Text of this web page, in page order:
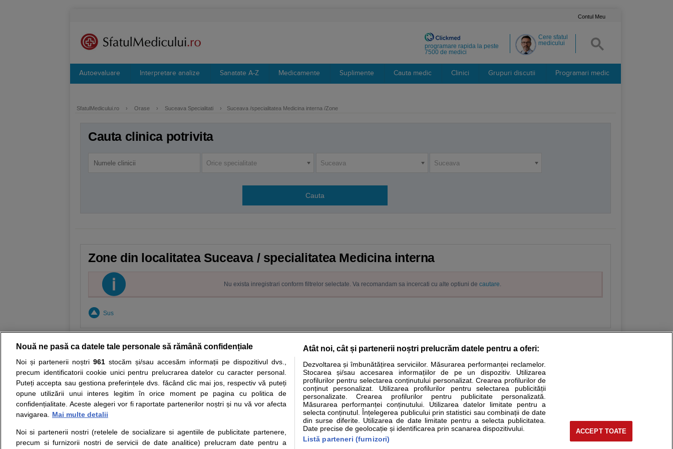
Contul Meu
Cere sfatul
medicului
programare rapida la peste
7500 de medici
Autoevaluare Interpretare analize Sanatate A-Z Medicamente Suplimente Cauta medic Clinici Grupuri discutii Programari medic
SfatulMedicului.ro › Orase › Suceava Specialitati › Suceava /specialitatea Medicina interna /Zone
Cauta clinica potrivita
Orice specialitate Suceava Suceava
Zone din localitatea Suceava / specialitatea Medicina interna
Nu exista inregistrari conform filtrelor selectate. Va recomandam sa incercati cu alte optiuni de cautare.
Sus
Resurse: Autoevaluare simptome Interpretare analize Specialitati medicale Boli si afectiuni Calculatoare Stiri medicale
Opiniile avizate ale medicilor, sfaturile si orice alte informatii despre sanatate disponibile pe sfatulmedicului.ro au scop informativ si educational. Ele nu pot substitui consultul medical direct si
nici diagnosticul stabilit in urma investigatiilor si analizelor medicale. Va sfatuim, ca pe langa informatia primita pe sfatulmedicului.ro sa consultati fie medicul Dvs., fie unul dintre medicii pe care
ii punem la dispozitie pentru programare in sistemul de programari la medic Clickmed.
Despre noi
Despre noi
Legal
Termeni si conditii
Drepturile consumatorului
Protectia consumatorilor - ANPC
Parteneri
Nouă ne pasă ca datele tale personale să rămână confidențiale
Noi și partenerii noștri 961stocăm și/sau accesăm informații pe dispozitivul dvs.,
precum identificatorii cookie unici pentru prelucrarea datelor cu caracter personal.
Puteți accepta sau gestiona preferințele dvs. făcând clic mai jos, respectiv vă puteți
opune utilizării unui interes legitim în orice moment pe pagina cu politica de
confidențialitate. Aceste alegeri vor fi raportate partenerilor noștri și nu vă vor afecta
navigarea.
Mai multe detalii
Noi si partenerii nostri (retelele de socializare si agentiile de publicitate partenere,
precum si furnizorii nostri de servicii de date analitice) prelucram date pentru a
Atât noi, cât și partenerii noștri prelucrăm datele pentru a oferi:
Dezvoltarea și îmbunătățirea serviciilor. Măsurarea performanței reclamelor.
Stocarea și/sau accesarea informațiilor de pe un dispozitiv. Utilizarea
profilurilor pentru selectarea conținutului personalizat. Crearea profilurilor de
conținut personalizat. Utilizarea profilurilor pentru selectarea publicității
personalizate. Crearea profilurilor pentru publicitate personalizată.
Măsurarea performanței conținutului. Utilizarea datelor limitate pentru a
selecta conținutul. Înțelegerea publicului prin statistici sau combinații de date
din surse diferite. Utilizarea de date limitate pentru a selecta publicitatea.
Date precise de geolocație și identificarea prin scanarea dispozitivului.
Listă parteneri (furnizori)
ACCEPT TOATE